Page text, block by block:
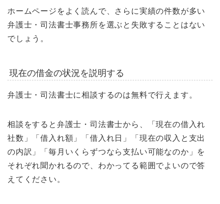
ホームページをよく読んで、さらに実績の件数が多い
弁護士・司法書士事務所を選ぶと失敗することはない
でしょう。
現在の借金の状況を説明する
弁護士・司法書士に相談するのは無料で行えます。
相談をすると弁護士・司法書士から、「現在の借入れ
社数」「借入れ額」「借入れ日」「現在の収入と支出
の内訳」「毎月いくらずつなら支払い可能なのか」を
それぞれ聞かれるので、わかってる範囲でよいので答
えてください。